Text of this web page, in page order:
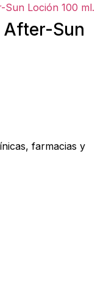
After-Sun
farmacias y